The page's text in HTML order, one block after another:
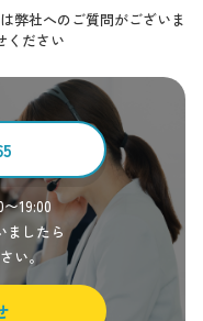
弊社へのご質問がございま
ください
19:00
ましたら
い。